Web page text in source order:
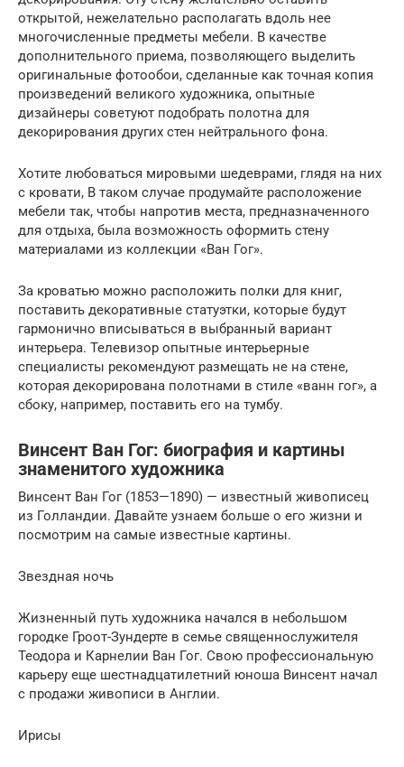
открытой, нежелательно располагать вдоль нее
многочисленные предметы мебели. В качестве
дополнительного приема, позволяющего выделить
оригинальные фотообои, сделанные как точная копия
произведений великого художника, опытные
дизайнеры советуют подобрать полотна для
декорирования других стен нейтрального фона.
Хотите любоваться мировыми шедеврами, глядя на них
с кровати, В таком случае продумайте расположение
мебели так, чтобы напротив места, предназначенного
для отдыха, была возможность оформить стену
материалами из коллекции «Ван Гог».
За кроватью можно расположить полки для книг,
поставить декоративные статуэтки, которые будут
гармонично вписываться в выбранный вариант
интерьера. Телевизор опытные интерьерные
специалисты рекомендуют размещать не на стене,
которая декорирована полотнами в стиле «ванн гог», а
сбоку, например, поставить его на тумбу.
Винсент Ван Гог: биография и картины
знаменитого художника
Винсент Ван Гог (1853—1890) — известный живописец
из Голландии. Давайте узнаем больше о его жизни и
посмотрим на самые известные картины.
Звездная ночь
Жизненный путь художника начался в небольшом
городке Гроот-Зундерте в семье священнослужителя
Теодора и Карнелии Ван Гог. Свою профессиональную
карьеру еще шестнадцатилетний юноша Винсент начал
с продажи живописи в Англии.
Ирисы